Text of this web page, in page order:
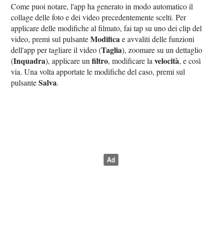
Come puoi notare, l'app ha generato in modo automatico il
collage delle foto e dei video precedentemente scelti. Per
applicare delle modifiche al filmato, fai tap su uno dei clip del
video, premi sul pulsanteModifica e avvaliti delle funzioni
dell'app per tagliare il video (Taglia), zoomare su un dettaglio
(Inquadra), applicare unfiltro, modificare lavelocità, e così
via. Una volta apportate le modifiche del caso, premi sul
pulsanteSalva.